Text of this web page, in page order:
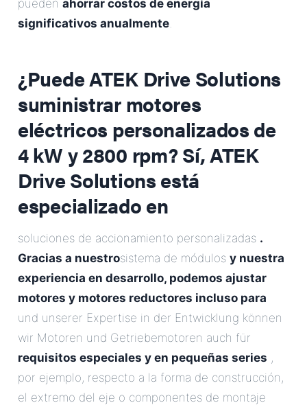
pueden ahorrar costos de energía
significativos anualmente.
¿Puede ATEK Drive Solutions
suministrar motores
eléctricos personalizados de
4 kW y 2800 rpm?Sí, ATEK
Drive Solutions está
especializado en
soluciones de accionamiento personalizadas .
Gracias a nuestrosistema de módulos y nuestra
experiencia en desarrollo, podemos ajustar
motores y motores reductores incluso para
und unserer Expertise in der Entwicklung können
wir Motoren und Getriebemotoren auch für
requisitos especiales y en pequeñas series ,
por ejemplo, respecto a la forma de construcción,
el extremo del eje o componentes de montaje